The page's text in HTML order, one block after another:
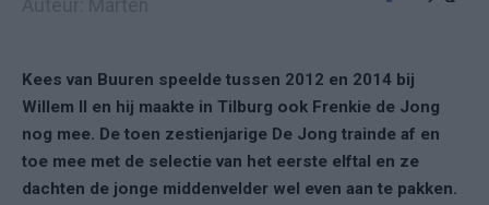
Kees van Buuren speelde tussen 2012 en 2014 bij
Willem II en hij maakte in Tilburg ook Frenkie de Jong
nog mee. De toen zestienjarige De Jong trainde af en
toe mee met de selectie van het eerste elftal en ze
dachten de jonge middenvelder wel even aan te pakken.